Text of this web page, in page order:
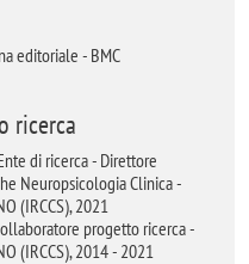
editoriale - BMC
ricerca
di ricerca - Direttore
Neuropsicologia Clinica -
(IRCCS), 2021
progetto ricerca -
(IRCCS), 2014 - 2021